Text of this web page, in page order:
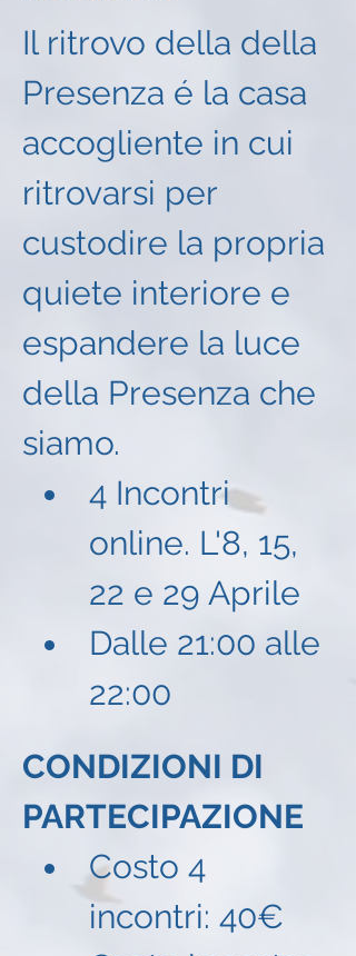
Il ritrovo della della
Presenza é la casa
accogliente in cui
ritrovarsi per
custodire la propria
quiete interiore e
espandere la luce
della Presenza che
siamo.
4 Incontri
online. L'8, 15,
22 e 29 Aprile
Dalle 21:00 alle
22:00
CONDIZIONI DI
PARTECIPAZIONE
Costo 4
incontri: 40€